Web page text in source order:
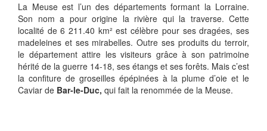
La Meuse est l’un des départements formant la Lorraine.
Son nom a pour origine la rivière qui la traverse. Cette
localité de 6 211.40 km² est célèbre pour ses dragées, ses
madeleines et ses mirabelles. Outre ses produits du terroir,
le département attire les visiteurs grâce à son patrimoine
hérité de la guerre 14-18, ses étangs et ses forêts. Mais c’est
la confiture de groseilles épépinées à la plume d’oie et le
Caviar de Bar-le-Duc, qui fait la renommée de la Meuse.